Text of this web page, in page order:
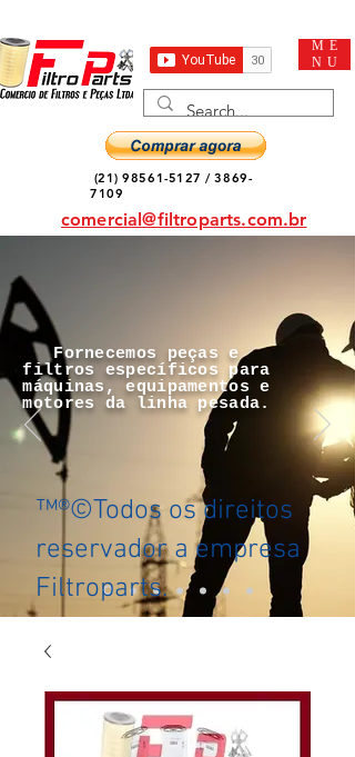
ME
NU
(21) 98561-5127 /3869-
7109
comercial@filtroparts.com.br
Fornecemos peças e
filtros específicos para
máquinas, equipamentos e
motores da linha pesada.
™®©Todos os direitos
reservador a empresa
Filtroparts.